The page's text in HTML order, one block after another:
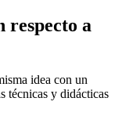
respecto a
idea con un
técnicas y didácticas